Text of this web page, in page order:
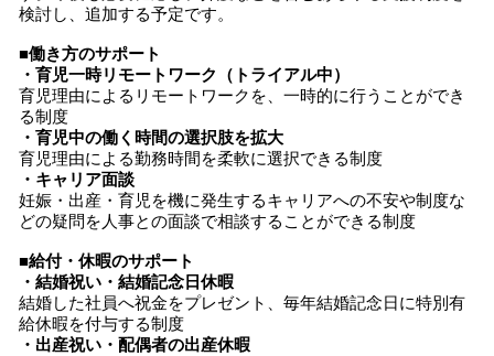
検討し、追加する予定です。
■働き方のサポート
・育児一時リモートワーク（トライアル中）
育児理由によるリモートワークを、一時的に行うことができ
る制度
・育児中の働く時間の選択肢を拡大
育児理由による勤務時間を柔軟に選択できる制度
・キャリア面談
妊娠・出産・育児を機に発生するキャリアへの不安や制度な
どの疑問を人事との面談で相談することができる制度
■給付・休暇のサポート
・結婚祝い・結婚記念日休暇
結婚した社員へ祝金をプレゼント、毎年結婚記念日に特別有
給休暇を付与する制度
・出産祝い・配偶者の出産休暇